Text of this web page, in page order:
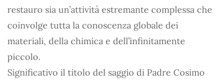
restauro sia un’attività estremante complessa che
coinvolge tutta la conoscenza globale dei
materiali, della chimica e dell’infinitamente
piccolo.
Significativo il titolo del saggio di Padre Cosimo